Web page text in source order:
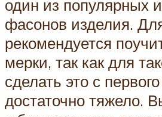
один из популярных
фасонов изделия.
рекомендуется
мерки, так как для
сделать это с
достаточно тяжело.